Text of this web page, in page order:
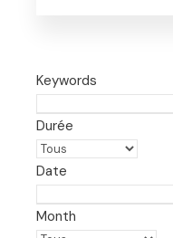
Keywords
Durée
Date
Month